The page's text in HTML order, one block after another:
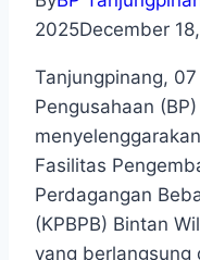
2025December
Tanjungpinang,
Pengusahaan
Fasilitas
Perdagangan
(KPBPB) Bintan
yang berlangsung